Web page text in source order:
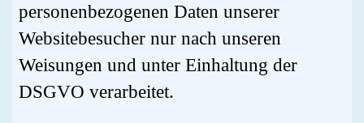
personenbezogenen Daten unserer
Websitebesucher nur nach unseren
Weisungen und unter Einhaltung der
DSGVO verarbeitet.